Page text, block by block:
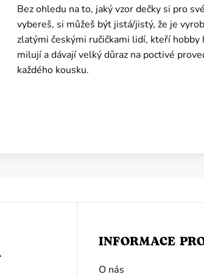
Bez ohledu na to, jaký vzor dečky si pro
vybereš, si můžeš být jistá/jistý, že je
zlatými českými ručičkami lidí, kteří hobby
milují a dávají velký důraz na poctivé
každého kousku.
INFORMACE
O nás